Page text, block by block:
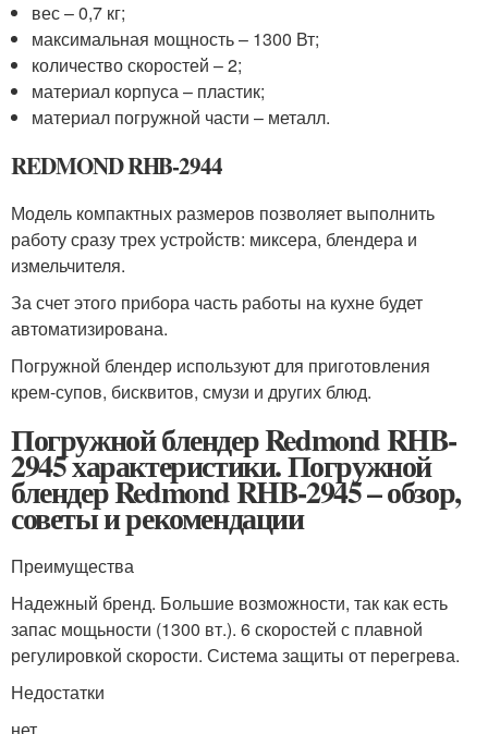
вес – 0,7 кг;
максимальная мощность – 1300 Вт;
количество скоростей – 2;
материал корпуса – пластик;
материал погружной части – металл.
REDMOND RHB-2944
Модель компактных размеров позволяет выполнить
работу сразу трех устройств: миксера, блендера и
измельчителя.
За счет этого прибора часть работы на кухне будет
автоматизирована.
Погружной блендер используют для приготовления
крем-супов, бисквитов, смузи и других блюд.
Погружной блендер Redmond RHB-
2945 характеристики. Погружной
блендер Redmond RHB-2945 – обзор,
советы и рекомендации
Преимущества
Надежный бренд. Большие возможности, так как есть
запас мощьности (1300 вт.). 6 скоростей с плавной
регулировкой скорости. Система защиты от перегрева.
Недостатки